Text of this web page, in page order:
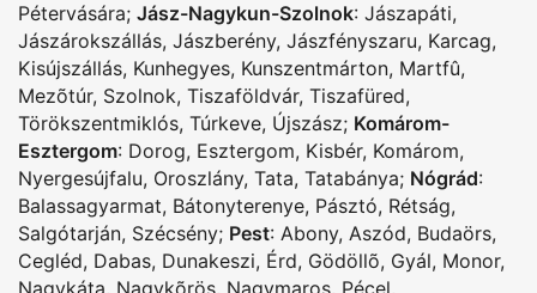
Pétervására; Jász-Nagykun-Szolnok: Jászapáti,
Jászárokszállás, Jászberény, Jászfényszaru, Karcag,
Kisújszállás, Kunhegyes, Kunszentmárton, Martfû,
Mezõtúr, Szolnok, Tiszaföldvár, Tiszafüred,
Törökszentmiklós, Túrkeve, Újszász; Komárom-
Esztergom: Dorog, Esztergom, Kisbér, Komárom,
Nyergesújfalu, Oroszlány, Tata, Tatabánya; Nógrád:
Balassagyarmat, Bátonyterenye, Pásztó, Rétság,
Salgótarján, Szécsény; Pest: Abony, Aszód, Budaörs,
Cegléd, Dabas, Dunakeszi, Érd, Gödöllõ, Gyál, Monor,